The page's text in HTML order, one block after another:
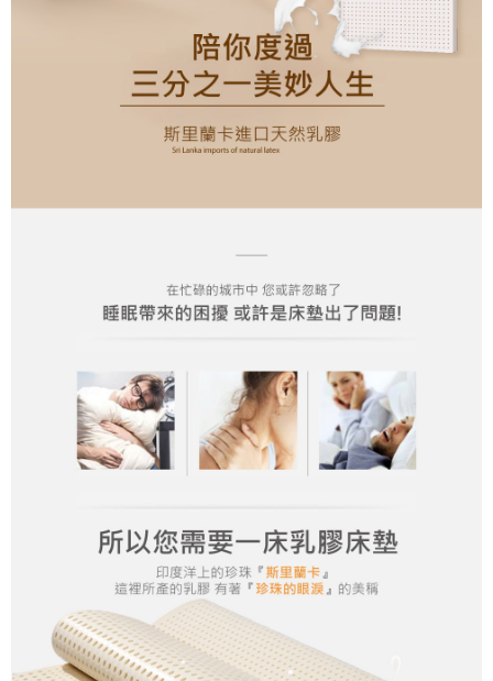
2.基於同意付款使用「大哥付你分期」之契約關係目的，商店將以您的個人
資料（包含姓名、電話或地址）提供予台灣大哥大進項蒐集、處理及利用，
由本公司與您本人進行分期帳單所需資料之確認、核對及更正。
3.完整用戶服務條款，請詳閱以下連結：https://oppay.tw/userRule
※ 交易是否成功請以「AFTEE先享後付 」之結帳頁面顯示為準，若有關於
是否繳費成功／繳費後需取消欲退款等相關疑問，請聯繫「AFTEE先享後付
https://netprotections.freshdesk.com/support/home
易，需依本服務之必要範圍內提供個人資料，並將交易相關給付款項請求債
權轉讓予恩沛科技股份有限公司。
時審查核予不同之上限額度；若仍有額度不足之情形，本公司將視審查結果
請求用戶進行身份認證。